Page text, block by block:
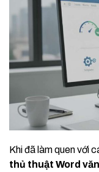
Khi đã làm quen với
thủ thuật Word